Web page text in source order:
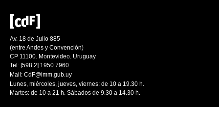
Av. 18 de Julio 885
(entre Andes y Convención)
CP 11100. Montevideo. Uruguay
Tel: [598 2] 1950 7960
Mail: CdF@imm.gub.uy
Lunes, miércoles, jueves, viernes: de 10 a 19.30 h.
Martes: de 10 a 21 h. Sábados de 9.30 a 14.30 h.